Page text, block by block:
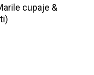
cupaje &